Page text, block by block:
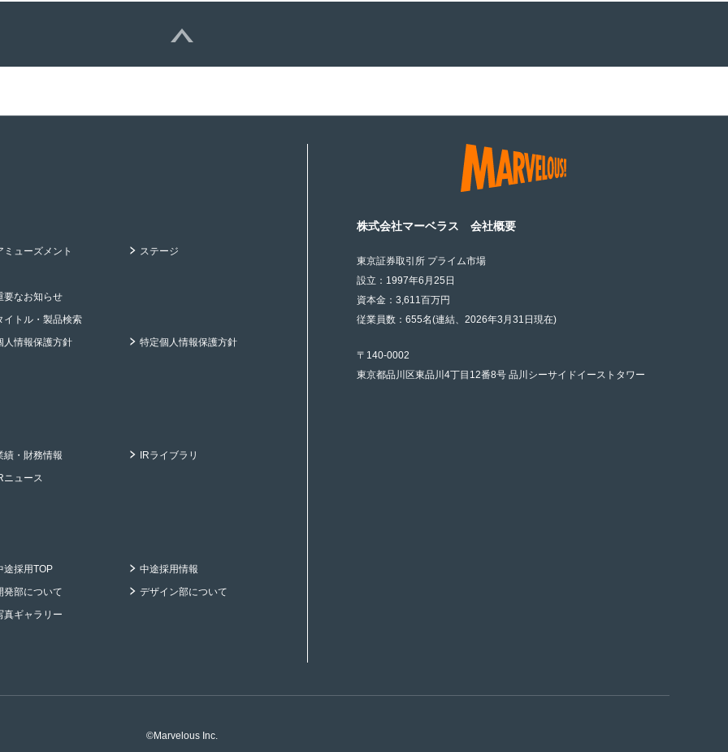
ミューズメント
ステージ
要なお知らせ
イトル・製品検索
人情報保護方針
特定個人情報保護方針
績・財務情報
IRライブラリ
ニュース
途採用TOP
中途採用情報
発部について
デザイン部について
真ギャラリー
株式会社マーベラス 会社概要
東京証券取引所 プライム市場
設立：1997年6月25日
資本金：3,611百万円
従業員数：655名(連結、2026年3月31日現在)
〒140-0002
東京都品川区東品川4丁目12番8号 品川シーサイドイーストタワー
©Marvelous Inc.